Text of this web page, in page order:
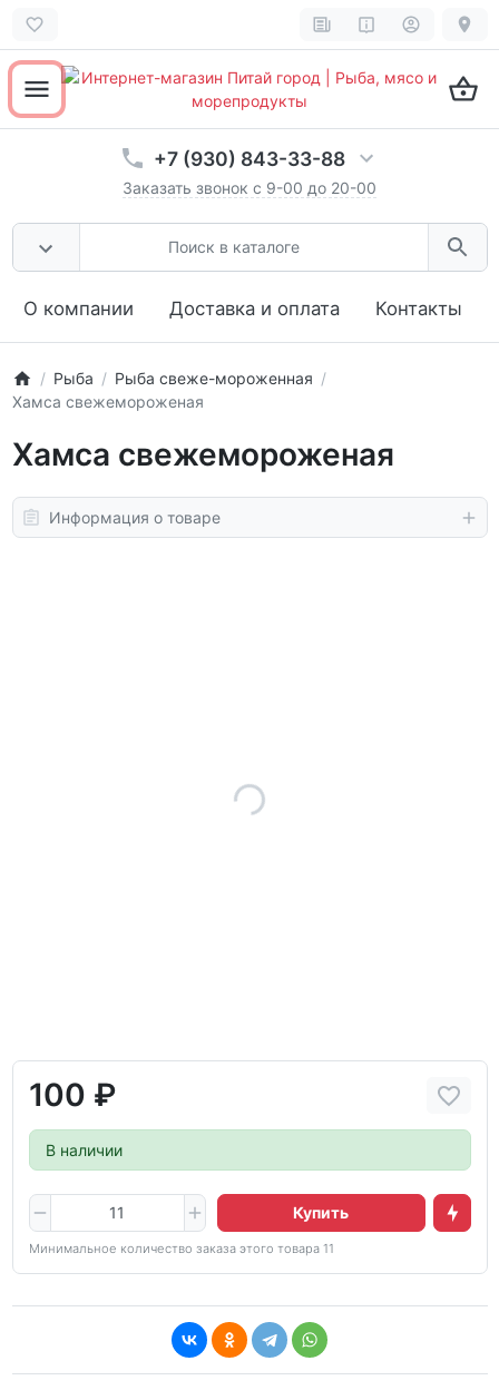
+7 (930) 843-33-88
Заказать звонок с 9-00 до 20-00
О компании Доставка и оплата Контакты
Рыба
Рыба свеже-мороженная
Хамса свежемороженая
Хамса свежемороженая
Информация о товаре
100 ₽
В наличии
Купить
Минимальное количество заказа этого товара 11